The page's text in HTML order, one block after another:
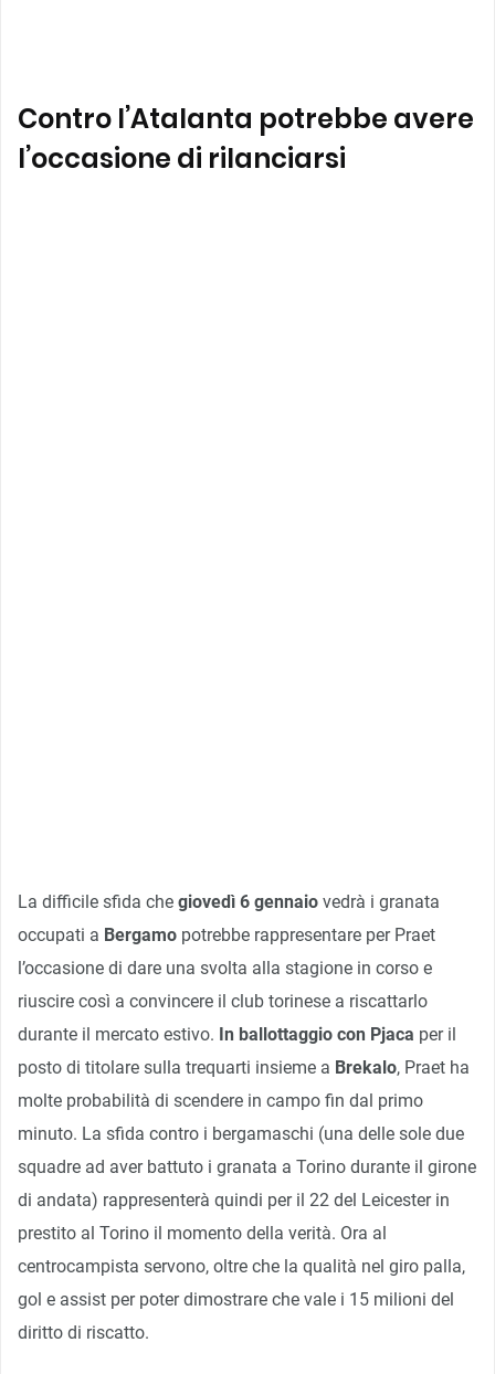
Contro l’Atalanta potrebbe avere
l’occasione di rilanciarsi
La difficile sfida che giovedì 6 gennaio vedrà i granata
occupati a Bergamo potrebbe rappresentare per Praet
l’occasione di dare una svolta alla stagione in corso e
riuscire così a convincere il club torinese a riscattarlo
durante il mercato estivo. In ballottaggio con Pjaca per il
posto di titolare sulla trequarti insieme a Brekalo, Praet ha
molte probabilità di scendere in campo fin dal primo
minuto. La sfida contro i bergamaschi (una delle sole due
squadre ad aver battuto i granata a Torino durante il girone
di andata) rappresenterà quindi per il 22 del Leicester in
prestito al Torino il momento della verità. Ora al
centrocampista servono, oltre che la qualità nel giro palla,
gol e assist per poter dimostrare che vale i 15 milioni del
diritto di riscatto.